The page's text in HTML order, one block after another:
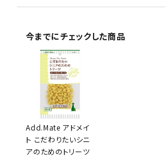
今までにチェックした商品
Add.Mate アドメイ
ト こだわりたいシニ
アのためのトリーツ